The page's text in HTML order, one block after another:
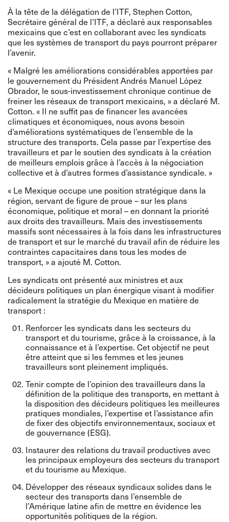
À la tête de la délégation de l’ITF, Stephen Cotton,
Secrétaire général de l’ITF, a déclaré aux responsables
mexicains que c’est en collaborant avec les syndicats
que les systèmes de transport du pays pourront préparer
l’avenir.
« Malgré les améliorations considérables apportées par
le gouvernement du Président Andrés Manuel López
Obrador, le sous-investissement chronique continue de
freiner les réseaux de transport mexicains, » a déclaré M.
Cotton. « Il ne suffit pas de financer les avancées
climatiques et économiques, nous avons besoin
d’améliorations systématiques de l’ensemble de la
structure des transports. Cela passe par l’expertise des
travailleurs et par le soutien des syndicats à la création
de meilleurs emplois grâce à l’accès à la négociation
collective et à d’autres formes d’assistance syndicale. »
« Le Mexique occupe une position stratégique dans la
région, servant de figure de proue – sur les plans
économique, politique et moral – en donnant la priorité
aux droits des travailleurs. Mais des investissements
massifs sont nécessaires à la fois dans les infrastructures
de transport et sur le marché du travail afin de réduire les
contraintes capacitaires dans tous les modes de
transport, » a ajouté M. Cotton.
Les syndicats ont présenté aux ministres et aux
décideurs politiques un plan énergique visant à modifier
radicalement la stratégie du Mexique en matière de
transport :
Renforcer les syndicats dans les secteurs du
transport et du tourisme, grâce à la croissance, à la
connaissance et à l’expertise. Cet objectif ne peut
être atteint que si les femmes et les jeunes
travailleurs sont pleinement impliqués.
Tenir compte de l’opinion des travailleurs dans la
définition de la politique des transports, en mettant à
la disposition des décideurs politiques les meilleures
pratiques mondiales, l’expertise et l’assistance afin
de fixer des objectifs environnementaux, sociaux et
de gouvernance (ESG).
Instaurer des relations du travail productives avec
les principaux employeurs des secteurs du transport
et du tourisme au Mexique.
Développer des réseaux syndicaux solides dans le
secteur des transports dans l’ensemble de
l’Amérique latine afin de mettre en évidence les
opportunités politiques de la région.